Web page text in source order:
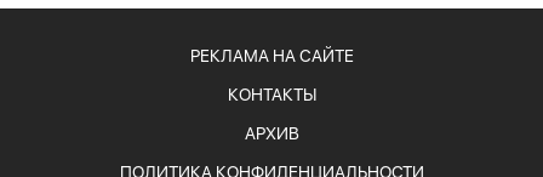
РЕКЛАМА НА САЙТЕ
КОНТАКТЫ
АРХИВ
ПОЛИТИКА КОНФИДЕНЦИАЛЬНОСТИ